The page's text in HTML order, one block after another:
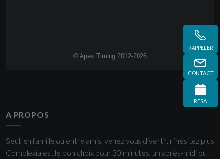
RAPPELER
CONTACT
RESA
A PROPOS
Seul, en famille ou entre amis, venez vous divertir, n’hésitez plus
Complexia est le bon choix pour 30 minutes, un après-midi ou